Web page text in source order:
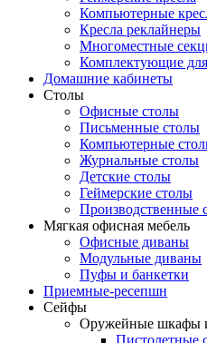
Компьютерные
Кресла реклайнеры
Многоместные
Комплектующие для
Домашние кабинеты
Столы
Офисные столы
Письменные столы
Компьютерные
Журнальные столы
Детские столы
Геймерские столы
Производственные
Мягкая офисная мебель
Офисные диваны
Модульные диваны
Пуфы и банкетки
Приемные-ресепшн
Сейфы
Оружейные шкафы
Пистолетные